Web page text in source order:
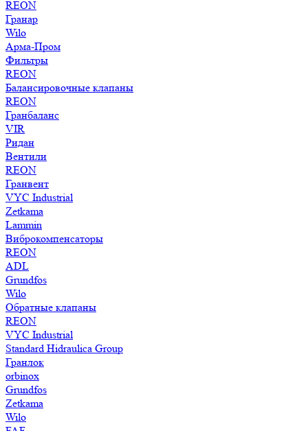
REON
Гранар
Wilo
Арма-Пром
Фильтры
REON
Балансировочные клапаны
REON
Гранбаланс
VIR
Ридан
Вентили
REON
Гранвент
VYC Industrial
Zetkama
Lammin
Виброкомпенсаторы
REON
ADL
Grundfos
Wilo
Обратные клапаны
REON
VYC Industrial
Standard Hidraulica Group
Гранлок
orbinox
Grundfos
Zetkama
Wilo